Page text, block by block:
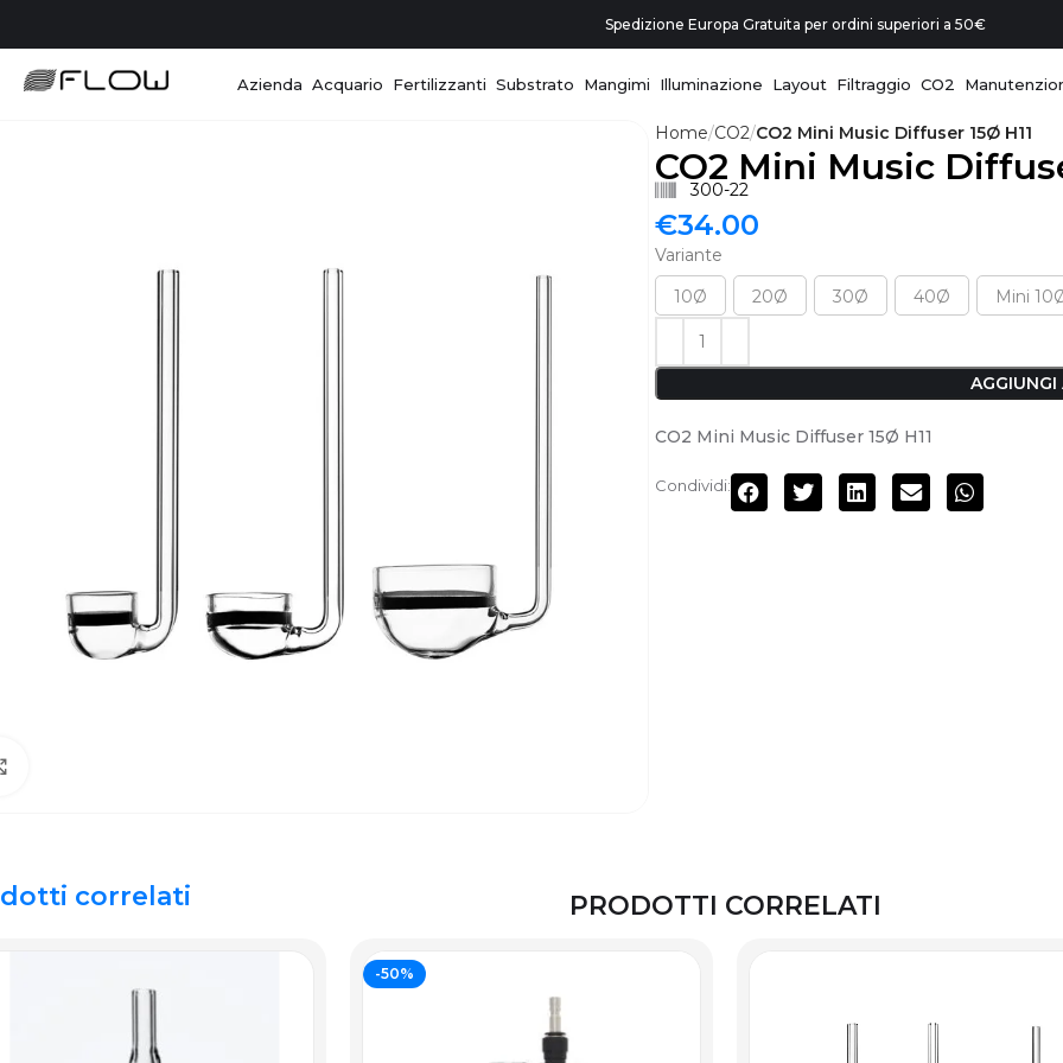
Spedizione Europa Gratuita per ordini superiori a 50€
Azienda Acquario Fertilizzanti Substrato Mangimi Illuminazione Layout Filtraggio CO2
Home CO2 CO2 Mini Music Diffuser 15Ø H11
CO2 Mini Music
300-22
€34.00
Variante
10Ø
20Ø 30Ø 40Ø Mini
AGGIUNGI
CO2 Mini Music Diffuser 15Ø H11
Condividi:
PRODOTTI CORRELATI
correlati
-50%